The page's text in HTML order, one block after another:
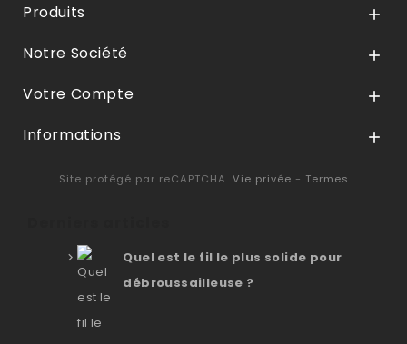
Produits 
Notre Société 
Votre Compte 
Informations 
Site protégé par reCAPTCHA. Vie privée - Termes
Quel est le fil le plus solide pour
débroussailleuse ?